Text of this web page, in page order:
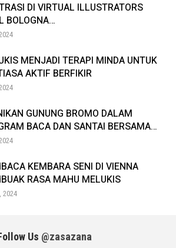
duduk yang direkabentuk lebih rendah
Sekaligus membolehkan kaki kanak-
sesuai dengan usia mereka. Boleh
DI VIRTUAL ILLUSTRATORS
BOLOGNA…
MENJADI TERAPI MINDA UNTUK
AKTIF BERFIKIR
GUNUNG BROMO DALAM
BACA DAN SANTAI BERSAMA…
KEMBARA SENI DI VIENNA
RASA MAHU MELUKIS
2024
Us @zasazana